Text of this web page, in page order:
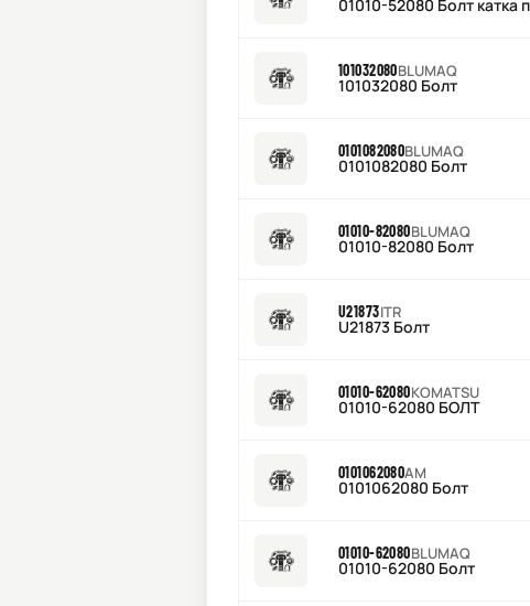
01010-52080 Болт
101032080BLUMAQ
101032080 Болт
0101082080BLUMAQ
0101082080 Болт
01010-82080BLUMAQ
01010-82080 Болт
U21873ITR
U21873 Болт
01010-62080KOMATSU
01010-62080 БОЛТ
0101062080AM
0101062080 Болт
01010-62080BLUMAQ
01010-62080 Болт